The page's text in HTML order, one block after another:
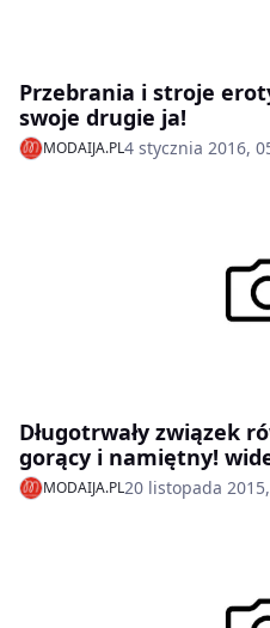
Przebrania i stroje
swoje drugie ja!
MODAIJA.PL4 stycznia 2016,
Długotrwały związek
gorący i namiętny!
MODAIJA.PL20 listopada